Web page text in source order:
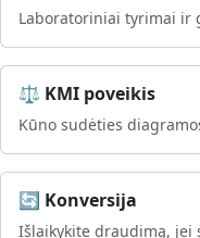
Laboratoriniai tyrimai ir
⚖️ KMI poveikis
Kūno sudėties
🔄 Konversija
Išlaikykite draudimą, jei